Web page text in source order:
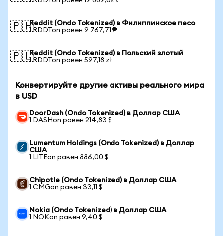
🇵🇭Reddit (Ondo Tokenized) в Филиппинское песо
1 RDDTon равен 9 767,71 ₱
🇵🇱Reddit (Ondo Tokenized) в Польский злотый
1 RDDTon равен 597,18 zł
Конвертируйте другие активы реального мира
в USD
DoorDash (Ondo Tokenized) в Доллар США
1 DASHon равен 214,83 $
Lumentum Holdings (Ondo Tokenized) в Доллар
США
1 LITEon равен 886,00 $
Chipotle (Ondo Tokenized) в Доллар США
1 CMGon равен 33,11 $
Nokia (Ondo Tokenized) в Доллар США
1 NOKon равен 9,40 $